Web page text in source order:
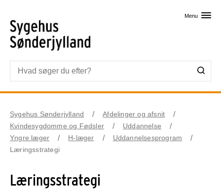
Menu
Sygehus Sønderjylland
Afdelinger og afsnit
Kvindesygdomme og Fødsler
Uddannelse
Yngre læger
H-læger
Uddannelsesprogram
Læringsstrategi
Læringsstrategi